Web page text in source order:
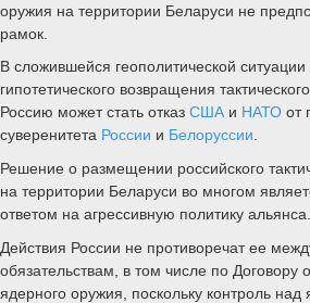
оружия на территории Беларуси не
рамок.
В сложившейся геополитической
гипотетического возвращения тактического
Россию может стать отказ США и НАТО от
суверенитета России и Белоруссии.
Решение о размещении российского
на территории Беларуси во многом
ответом на агрессивную политику альянса.
Действия России не противоречат ее
обязательствам, в том числе по Договору
ядерного оружия, поскольку контроль